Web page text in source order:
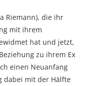
Riemann), die ihr
mit ihrem
hat und jetzt,
zu ihrem Ex
einen Neuanfang
dabei mit der Hälfte